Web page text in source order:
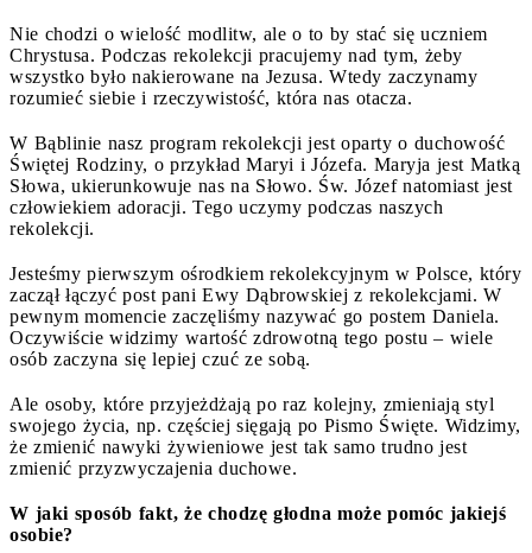
Nie chodzi o wielość modlitw, ale o to by stać się uczniem
Chrystusa. Podczas rekolekcji pracujemy nad tym, żeby
wszystko było nakierowane na Jezusa. Wtedy zaczynamy
rozumieć siebie i rzeczywistość, która nas otacza.
W Bąblinie nasz program rekolekcji jest oparty o duchowość
Świętej Rodziny, o przykład Maryi i Józefa. Maryja jest Matką
Słowa, ukierunkowuje nas na Słowo. Św. Józef natomiast jest
człowiekiem adoracji. Tego uczymy podczas naszych
rekolekcji.
Jesteśmy pierwszym ośrodkiem rekolekcyjnym w Polsce, który
zaczął łączyć post pani Ewy Dąbrowskiej z rekolekcjami. W
pewnym momencie zaczęliśmy nazywać go postem Daniela.
Oczywiście widzimy wartość zdrowotną tego postu – wiele
osób zaczyna się lepiej czuć ze sobą.
Ale osoby, które przyjeżdżają po raz kolejny, zmieniają styl
swojego życia, np. częściej sięgają po Pismo Święte. Widzimy,
że zmienić nawyki żywieniowe jest tak samo trudno jest
zmienić przyzwyczajenia duchowe.
W jaki sposób fakt, że chodzę głodna może pomóc jakiejś
osobie?